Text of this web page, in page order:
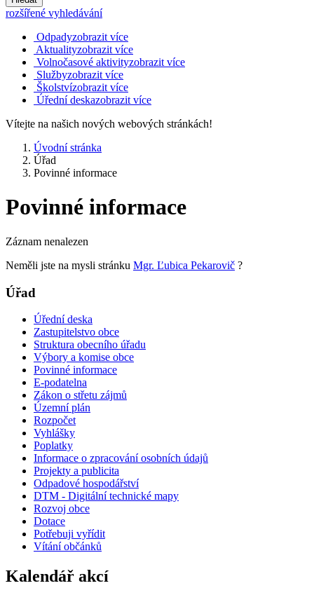
rozšířené vyhledávání
Odpadyzobrazit více
Aktualityzobrazit více
Volnočasové aktivityzobrazit více
Službyzobrazit více
Školstvízobrazit více
Úřední deskazobrazit více
Vítejte na našich nových webových stránkách!
Úvodní stránka
Úřad
Povinné informace
Povinné informace
Záznam nenalezen
Neměli jste na mysli stránku Mgr. Ľubica Pekarovič ?
Úřad
Úřední deska
Zastupitelstvo obce
Struktura obecního úřadu
Výbory a komise obce
Povinné informace
E-podatelna
Zákon o střetu zájmů
Územní plán
Rozpočet
Vyhlášky
Poplatky
Informace o zpracování osobních údajů
Projekty a publicita
Odpadové hospodářství
DTM - Digitální technické mapy
Rozvoj obce
Dotace
Potřebuji vyřídit
Vítání občánků
Kalendář akcí